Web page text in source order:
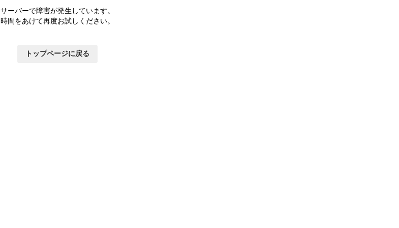
サーバーで障害が発生しています。
時間をあけて再度お試しください。
トップページに戻る